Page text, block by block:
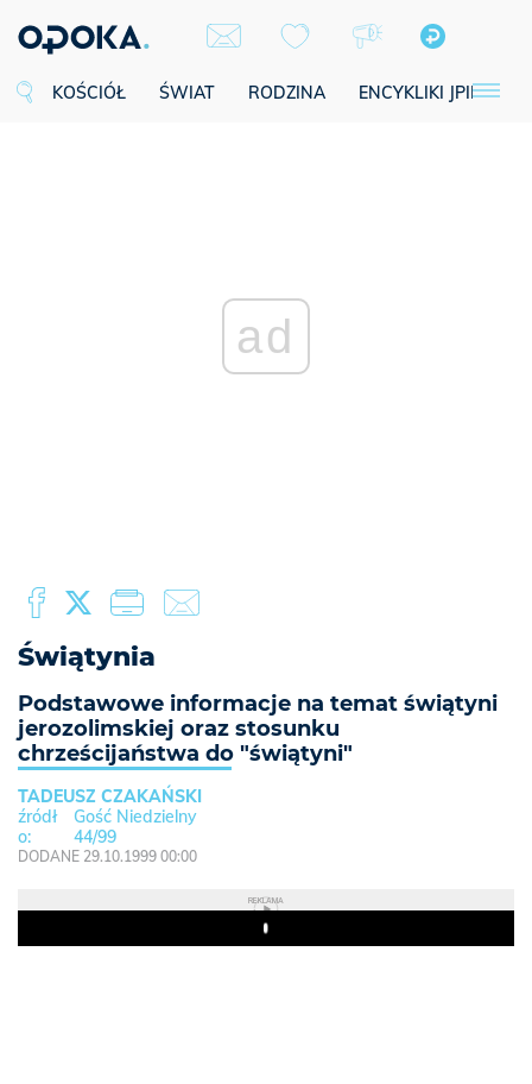
KOŚCIÓŁ ŚWIAT RODZINA ENCYKLIKI JPII
ad
Świątynia
Podstawowe informacje na temat świątyni
jerozolimskiej oraz stosunku
chrześcijaństwa do "świątyni"
TADEUSZ CZAKAŃSKI
Gość Niedzielny
44/99
DODANE 29.10.1999 00:00
REKLAMA
Play